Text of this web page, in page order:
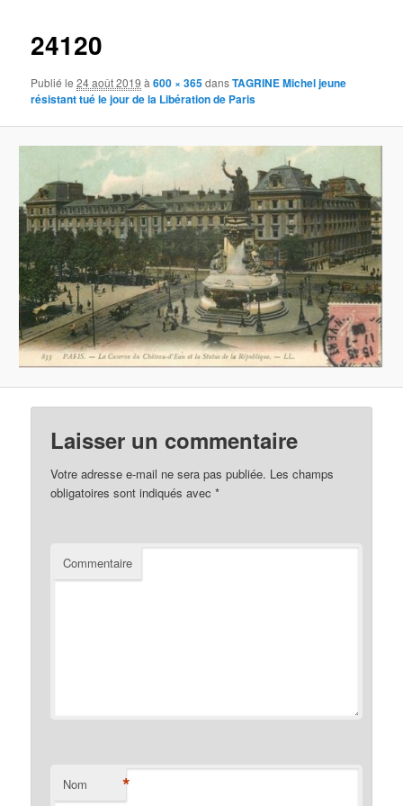
24120
Publié le24 août 2019 à600 × 365dansTAGRINE Michel jeune
résistant tué le jour de la Libération de Paris
Laisser un commentaire
Votre adresse e-mail ne sera pas publiée. Les champs
obligatoires sont indiqués avec*
Commentaire
Nom *